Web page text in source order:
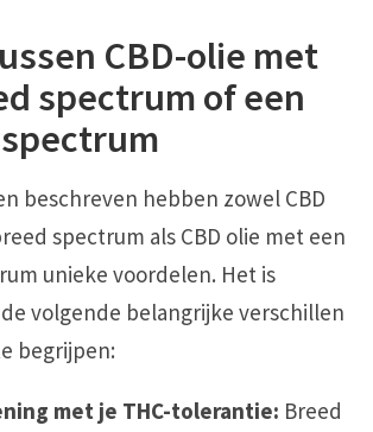
CBD-olie met
spectrum of een
beschreven hebben zowel CBD
spectrum als CBD olie met een
unieke voordelen. Het is
volgende belangrijke verschillen
begrijpen:
met je THC-tolerantie: Breed